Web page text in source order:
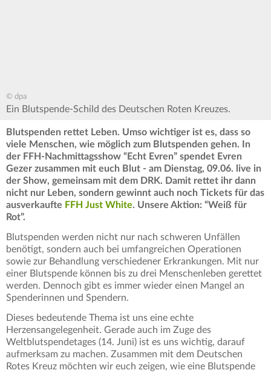
© dpa
Ein Blutspende-Schild des Deutschen Roten Kreuzes.
Blutspenden rettet Leben. Umso wichtiger ist es, dass so
viele Menschen, wie möglich zum Blutspenden gehen. In
der FFH-Nachmittagsshow “Echt Evren” spendet Evren
Gezer zusammen mit euch Blut - am Dienstag, 09.06. live in
der Show, gemeinsam mit dem DRK. Damit rettet ihr dann
nicht nur Leben, sondern gewinnt auch noch Tickets für das
ausverkaufte FFH Just White. Unsere Aktion: “Weiß für
Rot”.
Blutspenden werden nicht nur nach schweren Unfällen
benötigt, sondern auch bei umfangreichen Operationen
sowie zur Behandlung verschiedener Erkrankungen. Mit nur
einer Blutspende können bis zu drei Menschenleben gerettet
werden. Dennoch gibt es immer wieder einen Mangel an
Spenderinnen und Spendern.
Dieses bedeutende Thema ist uns eine echte
Herzensangelegenheit. Gerade auch im Zuge des
Weltblutspendetages (14. Juni) ist es uns wichtig, darauf
aufmerksam zu machen. Zusammen mit dem Deutschen
Rotes Kreuz möchten wir euch zeigen, wie eine Blutspende